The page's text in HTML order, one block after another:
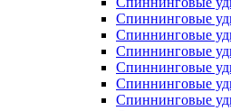
Спиннинговые
Спиннинговые
Спиннинговые
Спиннинговые
Спиннинговые
Спиннинговые